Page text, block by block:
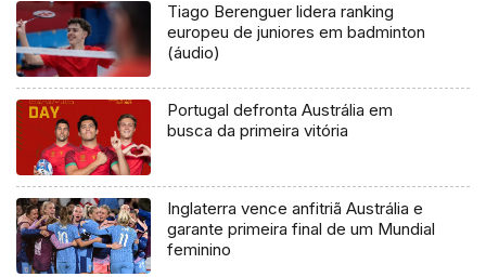
Tiago Berenguer lidera ranking
europeu de juniores em badminton
(áudio)
Portugal defronta Austrália em
busca da primeira vitória
Inglaterra vence anfitriã Austrália e
garante primeira final de um Mundial
feminino